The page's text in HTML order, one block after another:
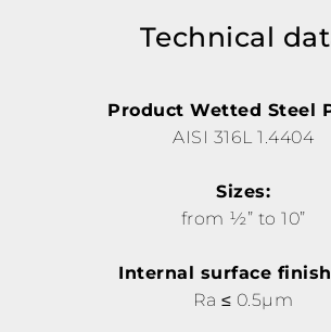
Technical
Product Wetted Steel
AISI 316L 1.4404
Sizes:
from ½” to 10”
Internal surface
Ra ≤ 0.5µm